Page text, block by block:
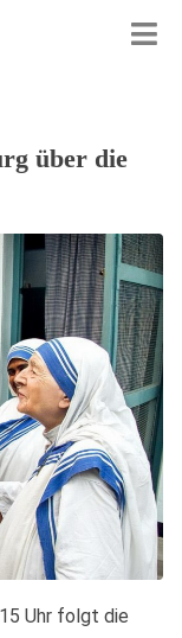
über die
Uhr folgt die